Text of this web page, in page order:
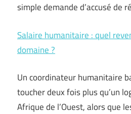
simple demande d’accusé de
Salaire humanitaire : quel
domaine ?
Un coordinateur humanitaire
toucher deux fois plus qu’un
Afrique de l’Ouest, alors que